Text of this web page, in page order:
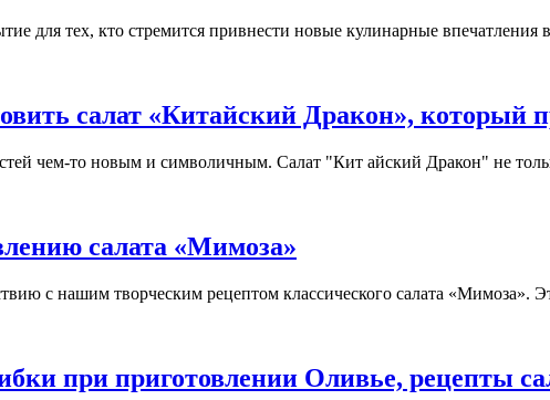
для тех, кто стремится привнести новые кулинарные впечатления
салат «Китайский Дракон», который
чем-то новым и символичным. Салат "Кит айский Дракон" не
салата «Мимоза»
с нашим творческим рецептом классического салата «Мимоза».
при приготовлении Оливье, рецепты